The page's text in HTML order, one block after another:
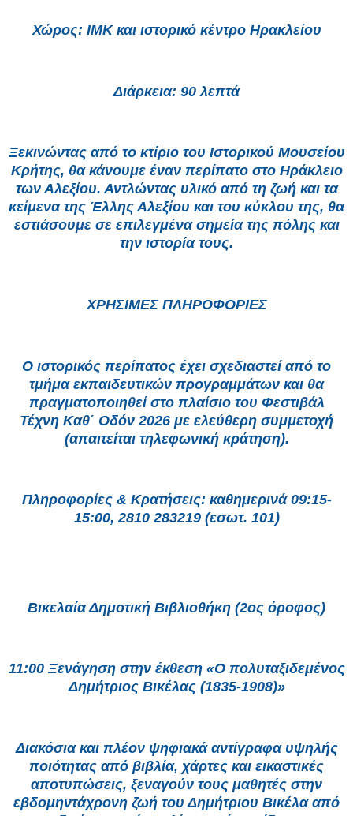
Χώρος: ΙΜΚ και ιστορικό κέντρο Ηρακλείου
Διάρκεια: 90 λεπτά
Ξεκινώντας από το κτίριο του Ιστορικού Μουσείου
Κρήτης, θα κάνουμε έναν περίπατο στο Ηράκλειο
των Αλεξίου. Αντλώντας υλικό από τη ζωή και τα
κείμενα της Έλλης Αλεξίου και του κύκλου της, θα
εστιάσουμε σε επιλεγμένα σημεία της πόλης και
την ιστορία τους.
ΧΡΗΣΙΜΕΣ ΠΛΗΡΟΦΟΡΙΕΣ
Ο ιστορικός περίπατος έχει σχεδιαστεί από το
τμήμα εκπαιδευτικών προγραμμάτων και θα
πραγματοποιηθεί στο πλαίσιο του Φεστιβάλ
Τέχνη Καθ΄ Οδόν 2026 με ελεύθερη συμμετοχή
(απαιτείται τηλεφωνική κράτηση).
Πληροφορίες & Κρατήσεις: καθημερινά 09:15-
15:00, 2810 283219 (εσωτ. 101)
Βικελαία Δημοτική Βιβλιοθήκη (2ος όροφος)
11:00 Ξενάγηση στην έκθεση «Ο πολυταξιδεμένος
Δημήτριος Βικέλας (1835-1908)»
Διακόσια και πλέον ψηφιακά αντίγραφα υψηλής
ποιότητας από βιβλία, χάρτες και εικαστικές
αποτυπώσεις, ξεναγούν τους μαθητές στην
εβδομηντάχρονη ζωή του Δημήτριου Βικέλα από